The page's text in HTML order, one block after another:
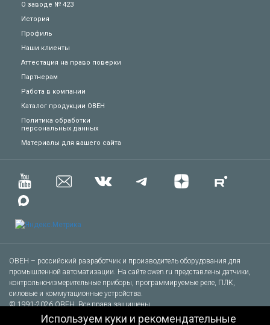
О заводе № 423
История
Профиль
Наши клиенты
Аттестация на право поверки
Партнерам
Работа в компании
Каталог продукции ОВЕН
Политика обработки
персональных данных
Материалы для вашего сайта
ОВЕН – российский разработчик и производитель оборудования для
промышленной автоматизации. На сайте owen.ru представлены датчики,
контрольно-измерительные приборы, программируемые реле, ПЛК,
силовые и коммутационные устройства.
© 1991-2026 ОВЕН. Все права защищены.
Тел.: +7 (495) 727-30-16
Используем куки и рекомендательные
Техподдержка
Вопросы по заказу
Сказать спасибо
Другое